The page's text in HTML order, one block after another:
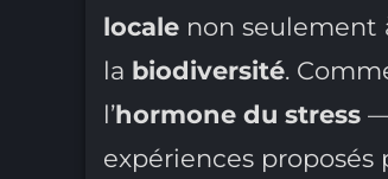
localenon seulement
la biodiversité.
l’hormone du stress—
expériences proposés